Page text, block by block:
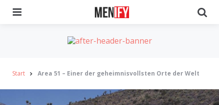
Start Area 51 – Einer der geheimnisvollsten Orte der Welt